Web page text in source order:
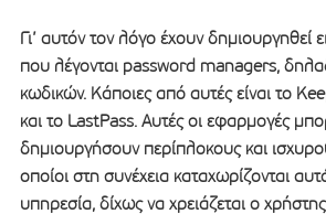
Γι’ αυτόν τον λόγο έχουν δημιουργηθεί
που λέγονται password managers,
κωδικών. Κάποιες από αυτές είναι το
και το LastPass. Αυτές οι εφαρμογές
δημιουργήσουν περίπλοκους και
οποίοι στη συνέχεια καταχωρίζονται
υπηρεσία, δίχως να χρειάζεται ο